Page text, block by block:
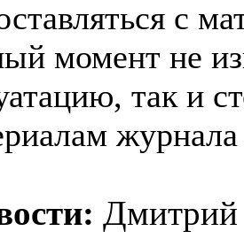
с
момент не
так и
Дмитрий